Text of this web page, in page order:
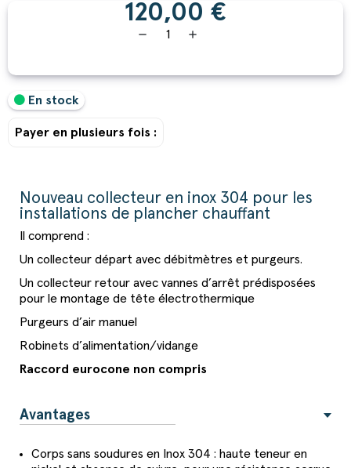
120,00 €
remove add
En stock
Payer en plusieurs fois :
Nouveau collecteur en inox 304 pour les
installations de plancher chauffant
Il comprend :
Un collecteur départ avec débitmètres et purgeurs.
Un collecteur retour avec vannes d’arrêt prédisposées
pour le montage de tête électrothermique
Purgeurs d’air manuel
Robinets d’alimentation/vidange
Raccord eurocone non compris
Avantages
Corps sans soudures en Inox 304 : haute teneur en